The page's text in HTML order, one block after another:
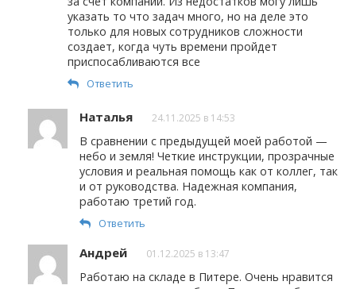
указать то что задач много, но на деле это
только для новых сотрудников сложности
создает, когда чуть времени пройдет
приспосабливаются все
Ответить
Наталья 24.11.2025 в 14:53
В сравнении с предыдущей моей работой —
небо и земля! Четкие инструкции, прозрачные
условия и реальная помощь как от коллег, так
и от руководства. Надежная компания,
работаю третий год.
Ответить
Андрей 01.12.2025 в 13:47
Работаю на складе в Питере. Очень нравится